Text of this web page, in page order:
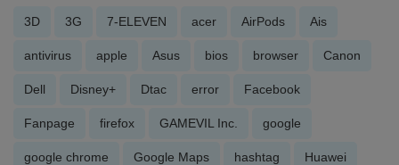
3D 3G 7-ELEVEN acer AirPods Ais
antivirus apple Asus bios browser Canon
Dell Disney+ Dtac error Facebook
Fanpage firefox GAMEVIL Inc. google
google chrome Google Maps hashtag Huawei